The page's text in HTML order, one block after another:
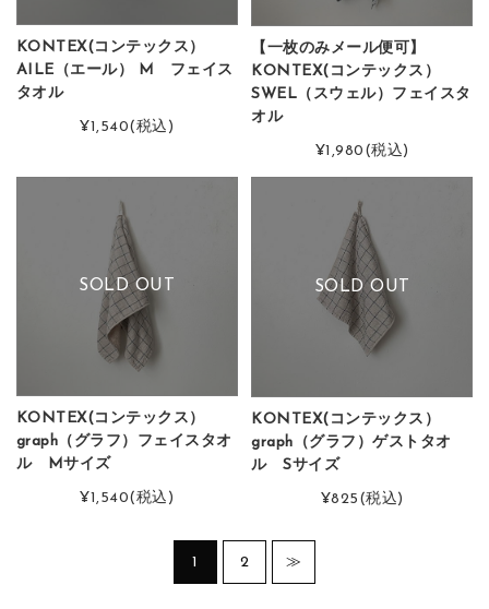
KONTEX(コンテックス）
AILE（エール） M フェイス
タオル
¥1,540(税込)
【一枚のみメール便可】
KONTEX(コンテックス）
SWEL（スウェル）フェイスタ
オル
¥1,980 (税込)
SOLD OUT
KONTEX(コンテックス）
graph（グラフ）フェイスタオ
ル Mサイズ
¥1,540(税込)
SOLD OUT
KONTEX(コンテックス）
graph（グラフ）ゲストタオ
ル Sサイズ
¥825 (税込)
1 2 ≫